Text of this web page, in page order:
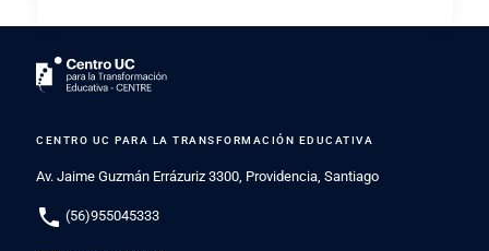
CENTRO UC PARA LA TRANSFORMACIÓN EDUCATIVA
Av. Jaime Guzmán Errázuriz 3300, Providencia, Santiago
phone (56)955045333